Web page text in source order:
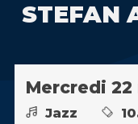
STEFAN
Mercredi
Jazz